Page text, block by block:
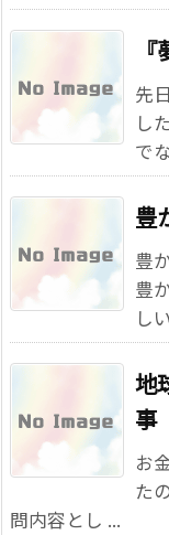
先
し
で
豊
豊
豊
し
地
事
お
た
問内容とし ...